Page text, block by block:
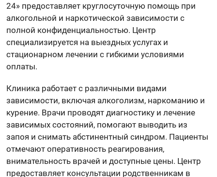
24» предоставляет круглосуточную помощь при
алкогольной и наркотической зависимости с
полной конфиденциальностью. Центр
специализируется на выездных услугах и
стационарном лечении с гибкими условиями
оплаты.
Клиника работает с различными видами
зависимости, включая алкоголизм, наркоманию и
курение. Врачи проводят диагностику и лечение
зависимых состояний, помогают выводить из
запоя и снимать абстинентный синдром. Пациенты
отмечают оперативность реагирования,
внимательность врачей и доступные цены. Центр
предоставляет консультации родственникам в